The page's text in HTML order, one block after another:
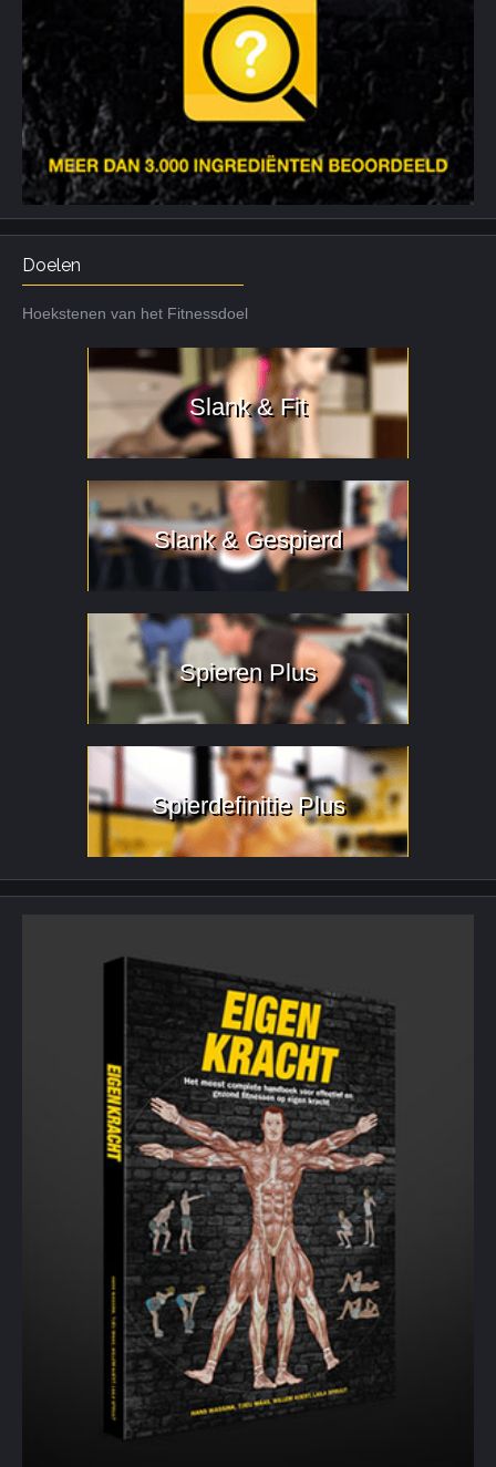
Doelen
Hoekstenen van het Fitnessdoel
Slank & Fit
Slank & Gespierd
Spieren Plus
Spierdefinitie Plus